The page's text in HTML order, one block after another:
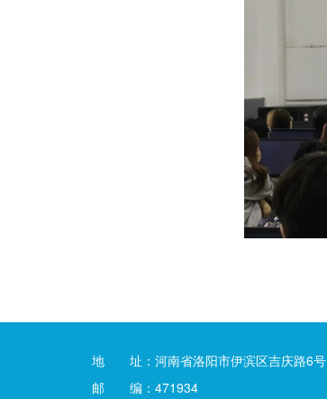
地 址：河南省洛阳市伊滨区吉庆路6号
邮 编：471934